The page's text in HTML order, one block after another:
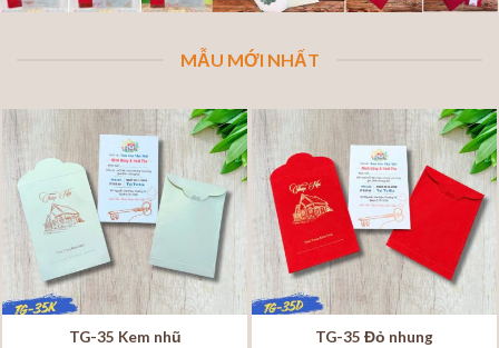
MẪU MỚI NHẤT
TG-35 Kem nhũ TG-35 Đỏ nhung